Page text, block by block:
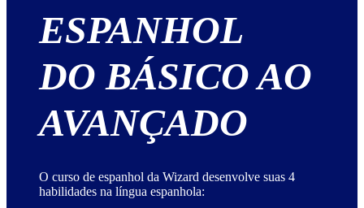
ESPANHOL
DO BÁSICO AO
AVANÇADO
O curso de espanhol da Wizard desenvolve suas 4
habilidades na língua espanhola: